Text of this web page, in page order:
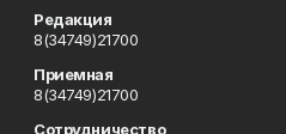
Редакция
8(34749)21700
Приемная
8(34749)21700
Сотрудничество